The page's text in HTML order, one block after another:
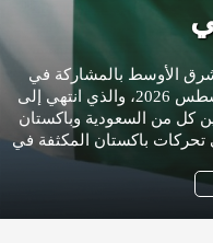
الأوسط بالمشاركة في
اجتماع مكة المكرمة في السابع من أغسطس 2026، والذي انتهي إلى
كل من السعودية وباكستان
باكستان المكثفة في
...